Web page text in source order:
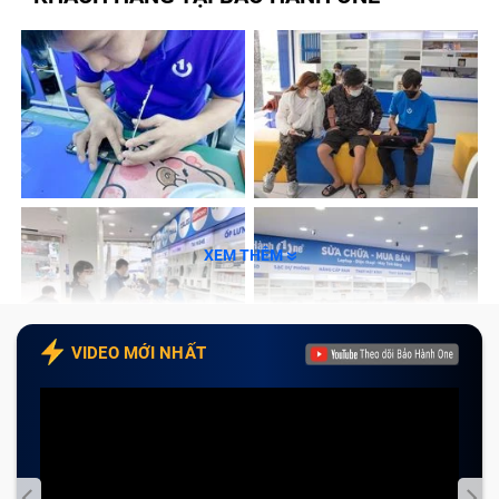
ở đâu thì yên tâm? Hãy để Bảo Hành One giúp bạn!
Khi nào cần thay pin tablet iPad Pro M2
11 inch (đã bao gồm công)?
Một viên pin máy tính bảng sẽ không hỏng hay suy yếu
ngay lập tức mà thay vào đó nó sẽ bị yếu từ từ, công
suất hoạt động giảm dần và năng lượng dự trữ sẽ
ngày một ít đi. Cho đến một lúc nào đó bạn sẽ cảm
nhiều lần hơn trong ngày để sử dụng trong khi trước
tránh được việc pin máy bị hư hại. Bởi theo nhà sản
XEM THÊM
VIDEO MỚI NHẤT